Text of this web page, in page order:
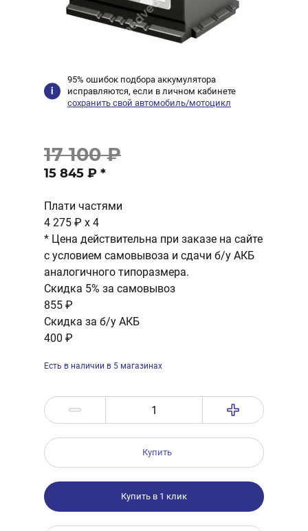
95% ошибок подбора аккумулятора
исправляются, если в личном кабинете
сохранить свой автомобиль/мотоцикл
17 100 ₽
15 845 ₽ *
Плати частями
4 275 ₽ x 4
* Цена действительна при заказе на сайте
с условием самовывоза и сдачи б/у АКБ
аналогичного типоразмера.
Скидка 5% за самовывоз
855 ₽
Скидка за б/у АКБ
400 ₽
Есть в наличии в 5 магазинах
Купить
Купить в 1 клик